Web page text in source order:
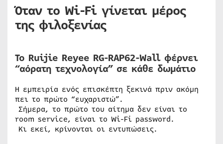
Όταν το Wi-Fi γίνεται μέρος
της φιλοξενίας
Το Ruijie Reyee RG-RAP62-Wall φέρνει
“αόρατη τεχνολογία” σε κάθε δωμάτιο
Η εμπειρία ενός επισκέπτη ξεκινά πριν ακόμη
πει το πρώτο “ευχαριστώ”.
Σήμερα, το πρώτο του αίτημα δεν είναι το
room service, είναι το Wi-Fi password.
Κι εκεί, κρίνονται οι εντυπώσεις.